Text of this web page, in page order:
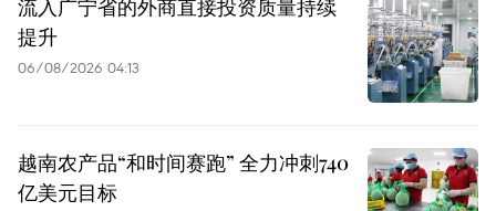
流入广宁省的外商直接投资质量持续
提升
06/08/2026 04:13
越南农产品“和时间赛跑” 全力冲刺740
亿美元目标